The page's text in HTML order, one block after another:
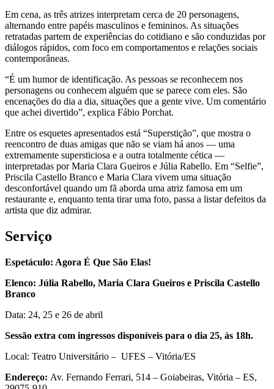
Em cena, as três atrizes interpretam cerca de 20 personagens,
alternando entre papéis masculinos e femininos. As situações
retratadas partem de experiências do cotidiano e são conduzidas por
diálogos rápidos, com foco em comportamentos e relações sociais
contemporâneas.
“É um humor de identificação. As pessoas se reconhecem nos
personagens ou conhecem alguém que se parece com eles. São
encenações do dia a dia, situações que a gente vive. Um comentário
que achei divertido”, explica Fábio Porchat.
Entre os esquetes apresentados está “Superstição”, que mostra o
reencontro de duas amigas que não se viam há anos — uma
extremamente supersticiosa e a outra totalmente cética —
interpretadas por Maria Clara Gueiros e Júlia Rabello. Em “Selfie”,
Priscila Castello Branco e Maria Clara vivem uma situação
desconfortável quando um fã aborda uma atriz famosa em um
restaurante e, enquanto tenta tirar uma foto, passa a listar defeitos da
artista que diz admirar.
Serviço
Espetáculo: Agora É Que São Elas!
Elenco: Júlia Rabello, Maria Clara Gueiros e Priscila Castello
Branco
Data: 24, 25 e 26 de abril
Sessão extra com ingressos disponíveis para o dia 25, às 18h.
Local: Teatro Universitário – UFES – Vitória/ES
Endereço: Av. Fernando Ferrari, 514 – Goiabeiras, Vitória – ES,